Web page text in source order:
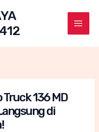
136 MD
di